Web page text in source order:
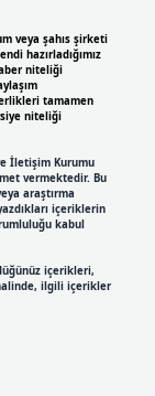
veya şahıs şirketi
hazırladığımız
niteliği
tamamen
niteliği
İletişim Kurumu
vermektedir. Bu
araştırma
içeriklerin
kabul
içerikleri,
ilgili içerikler